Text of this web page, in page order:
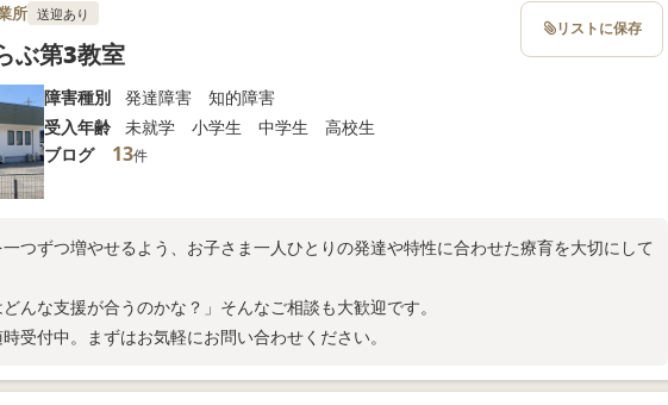
所 送迎あり
ぶ第3教室
障害種別
発達障害 知的障害
受入年齢
未就学 小学生 中学生 高校生
ブログ
13件
一つずつ増やせるよう、お子さま一人ひとりの発達や特性に合わせた療育を大切にして
どんな支援が合うのかな？」そんなご相談も大歓迎です。
受付中。まずはお気軽にお問い合わせください。
リストに保存